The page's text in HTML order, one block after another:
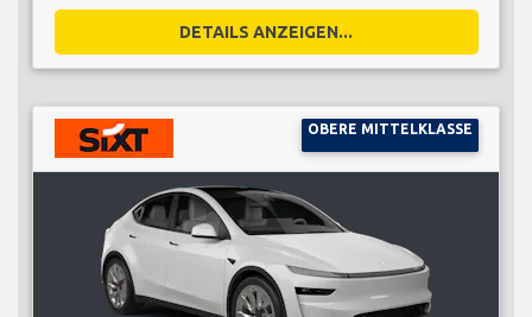
DETAILS ANZEIGEN...
OBERE MITTELKLASSE